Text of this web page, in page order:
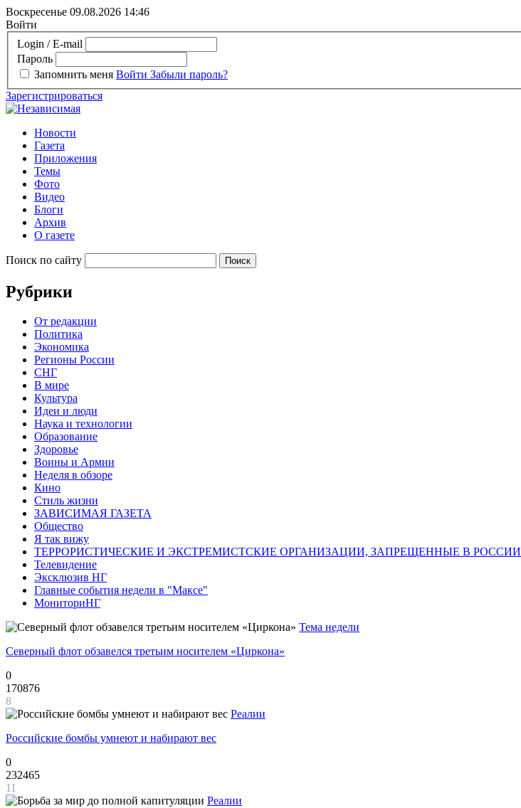
Воскресенье 09.08.2026 14:46
Войти
Login / E-mail
Пароль
Запомнить меня Войти Забыли пароль?
Зарегистрироваться
Новости
Газета
Приложения
Темы
Фото
Видео
Блоги
Архив
О газете
Поиск по сайту
Рубрики
От редакции
Политика
Экономика
Регионы России
СНГ
В мире
Культура
Идеи и люди
Наука и технологии
Образование
Здоровье
Воины и Армии
Неделя в обзоре
Кино
Стиль жизни
ЗАВИСИМАЯ ГАЗЕТА
Общество
Я так вижу
ТЕРРОРИСТИЧЕСКИЕ И ЭКСТРЕМИСТСКИЕ ОРГАНИЗАЦИИ, ЗАПРЕЩЕННЫЕ В РОССИИ
Телевидение
Эксклюзив НГ
Главные события недели в "Максе"
МониториНГ
Тема недели
Северный флот обзавелся третьим носителем «Циркона»
0
170876
8
Реалии
Российские бомбы умнеют и набирают вес
0
232465
11
Реалии